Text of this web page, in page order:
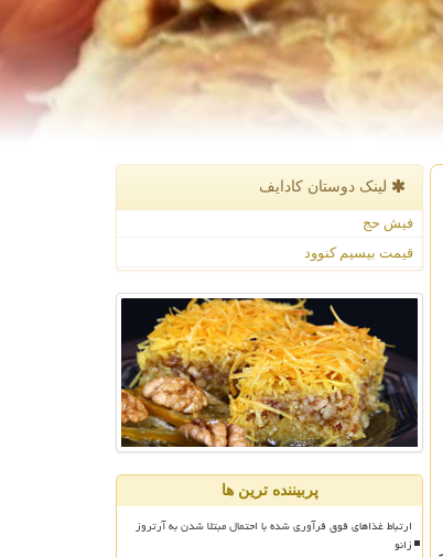
لینک دوستان كادایف
فیش حج
قیمت بیسیم کنوود
پربیننده ترین ها
ارتباط غذاهای فوق فرآوری شده با احتمال مبتلا شدن به آرتروز
زانو